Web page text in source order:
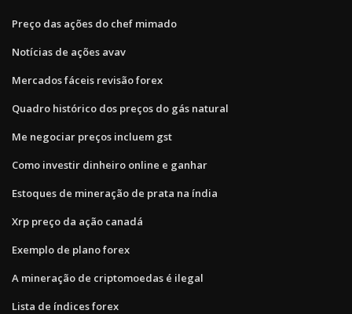
Preço das ações do chef mimado
Notícias de ações avav
Mercados fáceis revisão forex
Quadro histórico dos preços do gás natural
Me negociar preços incluem gst
Como investir dinheiro online e ganhar
Estoques de mineração de prata na índia
Xrp preço da ação canadá
Exemplo de plano forex
A mineração de criptomoedas é ilegal
Lista de índices forex